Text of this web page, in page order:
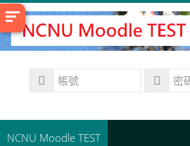
跳
至
主
NCNU Moodle TEST